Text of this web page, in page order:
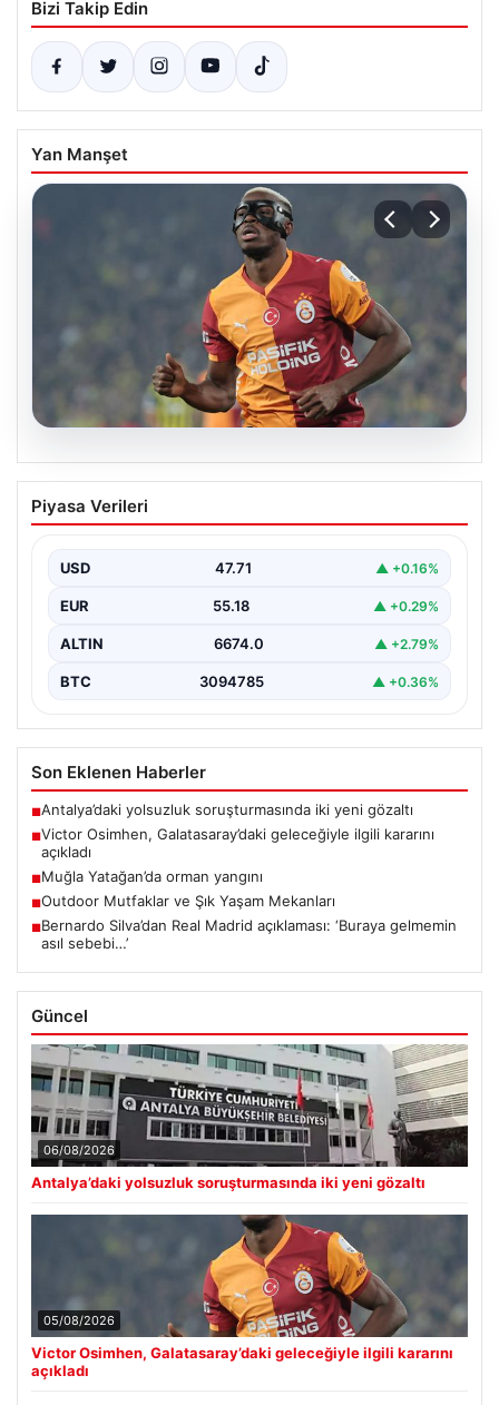
Bizi Takip Edin
Yan Manşet
05.08.2026
Victor Osimhen, Galatasaray’daki
geleceğiyle ilgili kararını açıkladı
dönemde gösterdiği etkileyici performansla Avrupa'nın
önde gelen kulüplerinin…
Piyasa Verileri
USD 47.71 ▲ +0.16%
EUR 55.18 ▲ +0.29%
ALTIN 6674.0 ▲ +2.79%
BTC 3094785 ▲ +0.36%
Son Eklenen Haberler
■Antalya’daki yolsuzluk soruşturmasında iki yeni gözaltı
■Victor Osimhen, Galatasaray’daki geleceğiyle ilgili kararını
açıkladı
■Muğla Yatağan’da orman yangını
■Outdoor Mutfaklar ve Şık Yaşam Mekanları
■Bernardo Silva’dan Real Madrid açıklaması: ‘Buraya gelmemin
asıl sebebi…’
Güncel
06/08/2026
Antalya’daki yolsuzluk soruşturmasında iki yeni gözaltı
05/08/2026
Victor Osimhen, Galatasaray’daki geleceğiyle ilgili kararını
açıkladı